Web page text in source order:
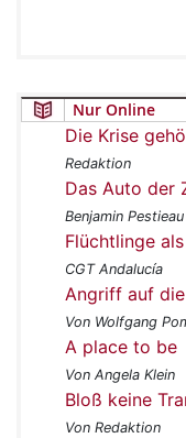
Nur Online
Die Krise
Redaktion
Das Auto der
Benjamin Pestieau
Flüchtlinge
CGT Andalucía
Angriff auf
Von Wolfgang
A place to be
Von Angela Klein
Bloß keine
Von Redaktion